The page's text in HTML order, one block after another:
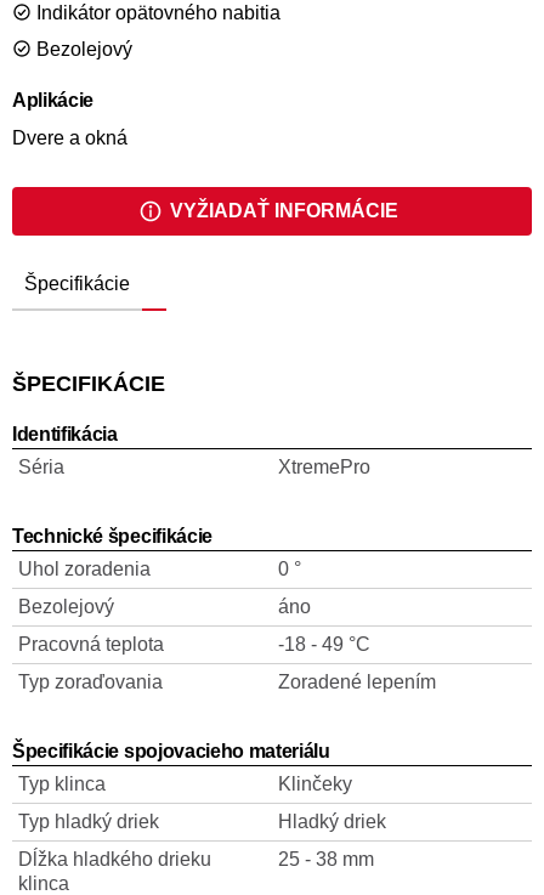
Indikátor opätovného nabitia
Bezolejový
Aplikácie
Dvere a okná
VYŽIADAŤ INFORMÁCIE
Špecifikácie
ŠPECIFIKÁCIE
Identifikácia
Séria
XtremePro
Technické špecifikácie
Uhol zoradenia
0 °
Bezolejový
áno
Pracovná teplota
-18 - 49 °C
Typ zoraďovania
Zoradené lepením
Špecifikácie spojovacieho materiálu
Typ klinca
Klinčeky
Typ hladký driek
Hladký driek
Dĺžka hladkého drieku
klinca
25 - 38 mm